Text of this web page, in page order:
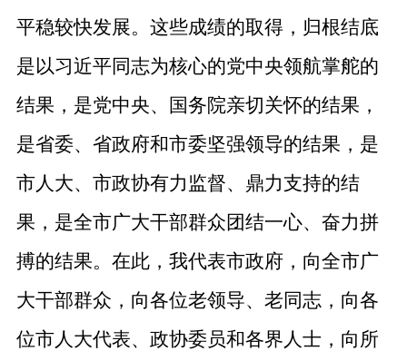
平稳较快发展。这些成绩的取得，归根结底
是以习近平同志为核心的党中央领航掌舵的
结果，是党中央、国务院亲切关怀的结果，
是省委、省政府和市委坚强领导的结果，是
市人大、市政协有力监督、鼎力支持的结
果，是全市广大干部群众团结一心、奋力拼
搏的结果。在此，我代表市政府，向全市广
大干部群众，向各位老领导、老同志，向各
位市人大代表、政协委员和各界人士，向所